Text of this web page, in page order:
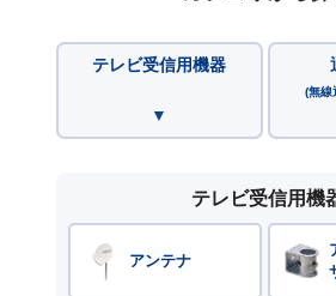
テレビ受信用機器
(無線
テレビ受信用機
アンテナ